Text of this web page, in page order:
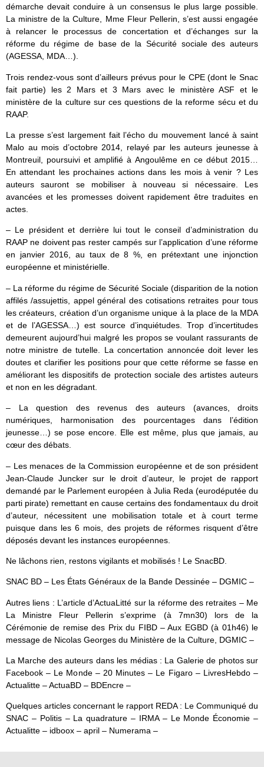
démarche devait conduire à un consensus le plus large possible.
La ministre de la Culture, Mme Fleur Pellerin, s’est aussi engagée
à relancer le processus de concertation et d’échanges sur la
réforme du régime de base de la Sécurité sociale des auteurs
(AGESSA, MDA…).
Trois rendez-vous sont d’ailleurs prévus pour le CPE (dont le Snac
fait partie) les 2 Mars et 3 Mars avec le ministère ASF et le
ministère de la culture sur ces questions de la reforme sécu et du
RAAP.
La presse s’est largement fait l’écho du mouvement lancé à saint
Malo au mois d’octobre 2014, relayé par les auteurs jeunesse à
Montreuil, poursuivi et amplifié à Angoulême en ce début 2015…
En attendant les prochaines actions dans les mois à venir ? Les
auteurs sauront se mobiliser à nouveau si nécessaire. Les
avancées et les promesses doivent rapidement être traduites en
actes.
– Le président et derrière lui tout le conseil d’administration du
RAAP ne doivent pas rester campés sur l’application d’une réforme
en janvier 2016, au taux de 8 %, en prétextant une injonction
européenne et ministérielle.
– La réforme du régime de Sécurité Sociale (disparition de la notion
affilés /assujettis, appel général des cotisations retraites pour tous
les créateurs, création d’un organisme unique à la place de la MDA
et de l’AGESSA…) est source d’inquiétudes. Trop d’incertitudes
demeurent aujourd’hui malgré les propos se voulant rassurants de
notre ministre de tutelle. La concertation annoncée doit lever les
doutes et clarifier les positions pour que cette réforme se fasse en
améliorant les dispositifs de protection sociale des artistes auteurs
et non en les dégradant.
– La question des revenus des auteurs (avances, droits
numériques, harmonisation des pourcentages dans l’édition
jeunesse…) se pose encore. Elle est même, plus que jamais, au
cœur des débats.
– Les menaces de la Commission européenne et de son président
Jean-Claude Juncker sur le droit d’auteur, le projet de rapport
demandé par le Parlement européen à Julia Reda (eurodéputée du
parti pirate) remettant en cause certains des fondamentaux du droit
d’auteur, nécessitent une mobilisation totale et à court terme
puisque dans les 6 mois, des projets de réformes risquent d’être
déposés devant les instances européennes.
Ne lâchons rien, restons vigilants et mobilisés ! Le SnacBD.
SNAC BD – Les États Généraux de la Bande Dessinée – DGMIC –
Autres liens : L’article d’ActuaLitté sur la réforme des retraites – Me
La Ministre Fleur Pellerin s’exprime (à 7mn30) lors de la
Cérémonie de remise des Prix du FIBD – Aux EGBD (à 01h46) le
message de Nicolas Georges du Ministère de la Culture, DGMIC –
La Marche des auteurs dans les médias : La Galerie de photos sur
Facebook – Le Monde – 20 Minutes – Le Figaro – LivresHebdo –
Actualitte – ActuaBD – BDEncre –
Quelques articles concernant le rapport REDA : Le Communiqué du
SNAC – Politis – La quadrature – IRMA – Le Monde Économie –
Actualitte – idboox – april – Numerama –